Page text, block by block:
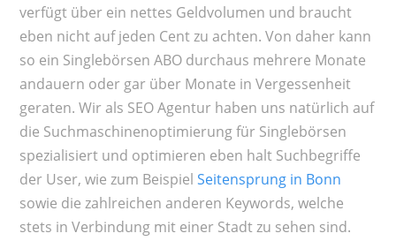
verfügt über ein nettes Geldvolumen und braucht
eben nicht auf jeden Cent zu achten. Von daher kann
so ein Singlebörsen ABO durchaus mehrere Monate
andauern oder gar über Monate in Vergessenheit
geraten. Wir als SEO Agentur haben uns natürlich auf
die Suchmaschinenoptimierung für Singlebörsen
spezialisiert und optimieren eben halt Suchbegriffe
der User, wie zum Beispiel Seitensprung in Bonn
sowie die zahlreichen anderen Keywords, welche
stets in Verbindung mit einer Stadt zu sehen sind.